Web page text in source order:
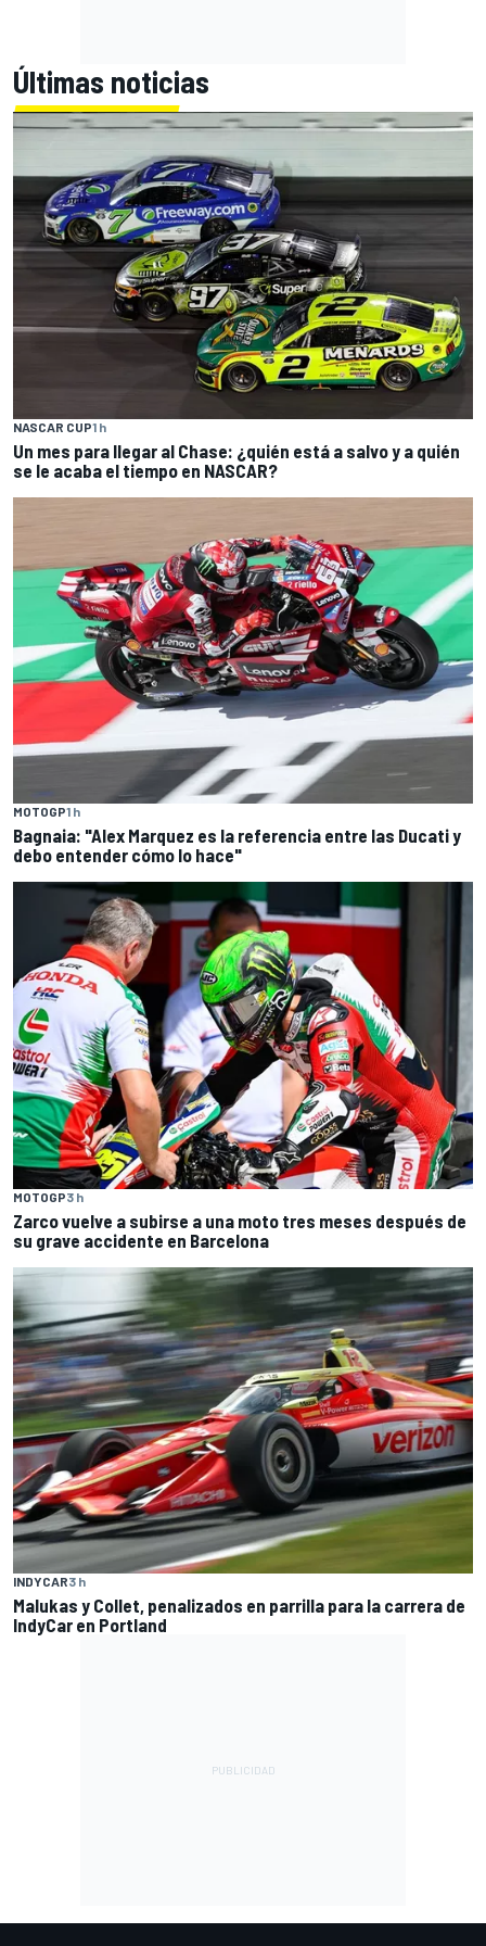
Últimas noticias
NASCAR CUP1 h
Un mes para llegar al Chase: ¿quién está a salvo y a quién
se le acaba el tiempo en NASCAR?
MOTOGP1 h
Bagnaia: "Alex Marquez es la referencia entre las Ducati y
debo entender cómo lo hace"
MOTOGP3 h
Zarco vuelve a subirse a una moto tres meses después de
su grave accidente en Barcelona
INDYCAR3 h
Malukas y Collet, penalizados en parrilla para la carrera de
IndyCar en Portland